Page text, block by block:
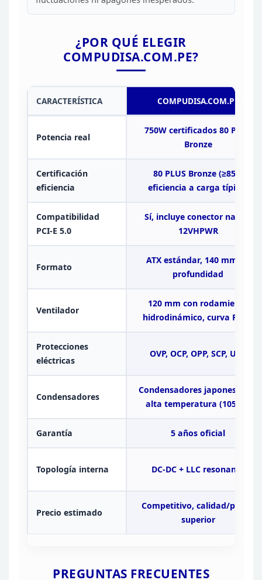
¿POR QUÉ ELEGIR
COMPUDISA.COM.PE?
CARACTERÍSTICA COMPUDISA.COM.PE
Potencia real
750W certificados 80 PLUS
Bronze
Certificación
eficiencia
80 PLUS Bronze (≥85%
eficiencia a carga típica)
Compatibilidad
PCI-E 5.0
Sí, incluye conector nativo
12VHPWR
Formato
ATX estándar, 140 mm de
profundidad
Ventilador
120 mm con rodamiento
hidrodinámico, curva PWM
Protecciones
eléctricas
OVP, OCP, OPP, SCP, UVP
Condensadores
Condensadores japoneses de
alta temperatura (105 °C)
Garantía 5 años oficial
Topología interna DC-DC + LLC resonante
Precio estimado
Competitivo, calidad/precio
superior
PREGUNTAS FRECUENTES